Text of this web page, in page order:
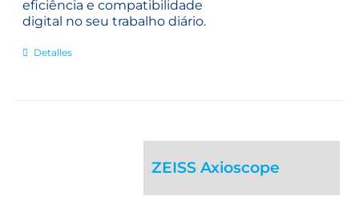
eficiência e compatibilidade
digital no seu trabalho diário.
Detalles
ZEISS Axioscope